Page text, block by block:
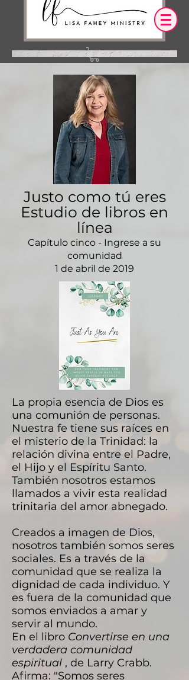
OUR DESIRE IS THAT EVERYTHING WE
SAY,WRITE,
OR DO LEADS YOU TO AN ENCOUNTER
WITH CHRIST.
Justo como tú eres
Estudio de libros en
línea
Capítulo cinco - Ingrese a su
comunidad
1 de abril de 2019
La propia esencia de Dios es
una comunión de personas.
Nuestra fe tiene sus raíces en
el misterio de la Trinidad: la
relación divina entre el Padre,
el Hijo y el Espíritu Santo.
También nosotros estamos
llamados a vivir esta realidad
trinitaria del amor abnegado.
Creados a imagen de Dios,
nosotros también somos seres
sociales. Es a través de la
comunidad que se realiza la
dignidad de cada individuo. Y
es fuera de la comunidad que
somos enviados a amar y
servir al mundo.
En el libro Convertirse en una
verdadera comunidad
espiritual , de Larry Crabb.
Afirma: "Somos seres